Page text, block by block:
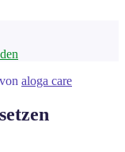
von aloga care